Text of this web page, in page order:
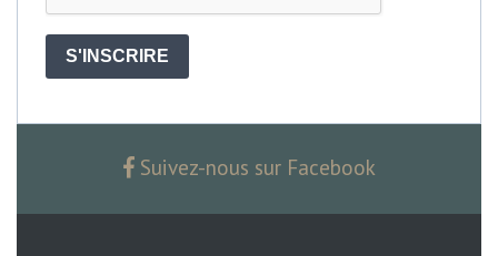
S'INSCRIRE
Suivez-nous sur Facebook